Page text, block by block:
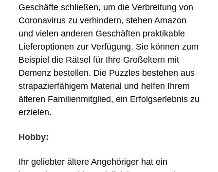
Geschäfte schließen, um die Verbreitung von
Coronavirus zu verhindern, stehen Amazon
und vielen anderen Geschäften praktikable
Lieferoptionen zur Verfügung. Sie können zum
Beispiel die Rätsel für Ihre Großeltern mit
Demenz bestellen. Die Puzzles bestehen aus
strapazierfähigem Material und helfen Ihrem
älteren Familienmitglied, ein Erfolgserlebnis zu
erzielen.
Hobby:
Ihr geliebter ältere Angehöriger hat ein